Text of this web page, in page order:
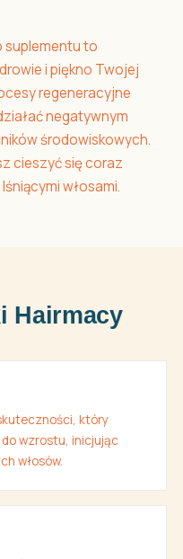
suplementu to
i piękno Twojej
regeneracyjne
negatywnym
środowiskowych.
cieszyć się coraz
włosami.
Hairmacy
który
do wzrostu, inicjując
włosów.